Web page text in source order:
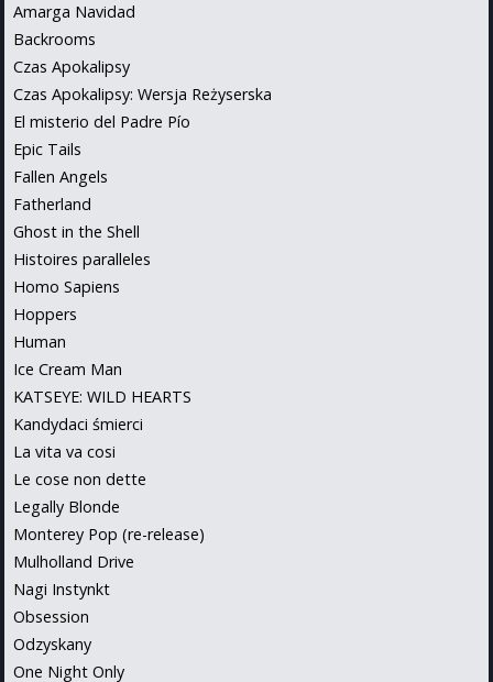
Amarga Navidad
Backrooms
Czas Apokalipsy
Czas Apokalipsy: Wersja Reżyserska
El misterio del Padre Pío
Epic Tails
Fallen Angels
Fatherland
Ghost in the Shell
Histoires paralleles
Homo Sapiens
Hoppers
Human
Ice Cream Man
KATSEYE: WILD HEARTS
Kandydaci śmierci
La vita va cosi
Le cose non dette
Legally Blonde
Monterey Pop (re-release)
Mulholland Drive
Nagi Instynkt
Obsession
Odzyskany
One Night Only